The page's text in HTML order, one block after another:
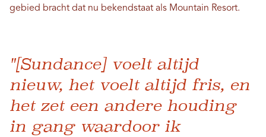
gebied bracht dat nu bekendstaat als Mountain Resort.
"[Sundance] voelt altijd
nieuw, het voelt altijd fris, en
het zet een andere houding
in gang waardoor ik